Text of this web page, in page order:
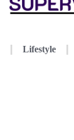
Lifestyle